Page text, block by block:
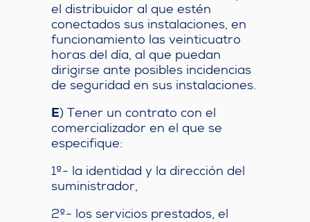
el distribuidor al que estén
conectados sus instalaciones, en
funcionamiento las veinticuatro
horas del día, al que puedan
dirigirse ante posibles incidencias
de seguridad en sus instalaciones.
E) Tener un contrato con el
comercializador en el que se
especifique:
1º- la identidad y la dirección del
suministrador,
2º- los servicios prestados, el